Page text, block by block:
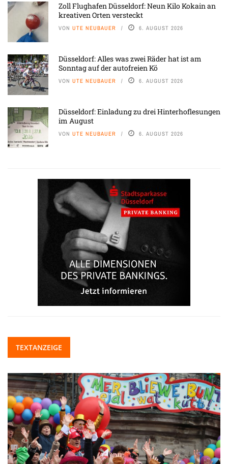
Zoll Flughafen Düsseldorf: Neun Kilo Kokain an
kreativen Orten versteckt
VON UTE NEUBAUER 6. AUGUST 2026
Düsseldorf: Alles was zwei Räder hat ist am
Sonntag auf der autofreien Kö
VON UTE NEUBAUER 6. AUGUST 2026
Düsseldorf: Einladung zu drei Hinterhoflesungen
im August
VON UTE NEUBAUER 6. AUGUST 2026
TEXTANZEIGE